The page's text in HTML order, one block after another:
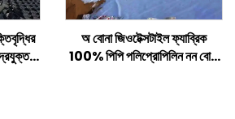
অ বোনা জিওটেক্সটাইল ফ্যাব্রিক
100% পিপি পলিপ্রোপিলিন নন বোনা